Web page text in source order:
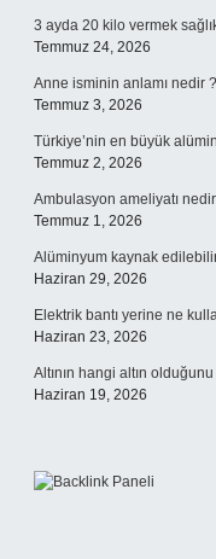
3 ayda 20 kilo vermek
Temmuz 24, 2026
Anne isminin anlamı nedir ?
Temmuz 3, 2026
Türkiye’nin en büyük
Temmuz 2, 2026
Ambulasyon ameliyatı
Temmuz 1, 2026
Alüminyum kaynak
Haziran 29, 2026
Elektrik bantı yerine ne
Haziran 23, 2026
Altının hangi altın
Haziran 19, 2026